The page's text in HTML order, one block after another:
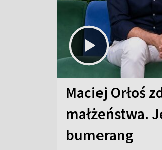
Maciej Orłoś
małżeństwa.
bumerang